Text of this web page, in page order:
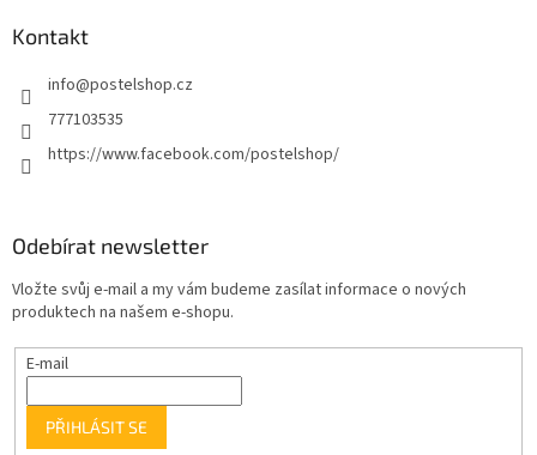
Kontakt
info@postelshop.cz
777103535
https://www.facebook.com/postelshop/
Odebírat newsletter
Vložte svůj e-mail a my vám budeme zasílat informace o nových
produktech na našem e-shopu.
E-mail
PŘIHLÁSIT SE